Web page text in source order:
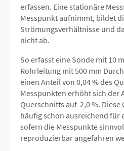
erfassen. Eine stationäre
Messpunkt aufnimmt, bildet
Strömungsverhältnisse und
nicht ab.
So erfasst eine Sonde mit 10
Rohrleitung mit 500 mm
einen Anteil von 0,04 % des
Messpunkten erhöht sich der
Querschnitts auf 2,0 %.
häufig schon ausreichend für
sofern die Messpunkte
reproduzierbar angefahren